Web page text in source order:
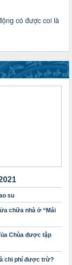
triển đoàn viên,
nghiệp khu vực
tài sản công
công đoàn
có được coi là
su
chữa nhà ở “Mái
Chùa được tập
chi phí được trừ?